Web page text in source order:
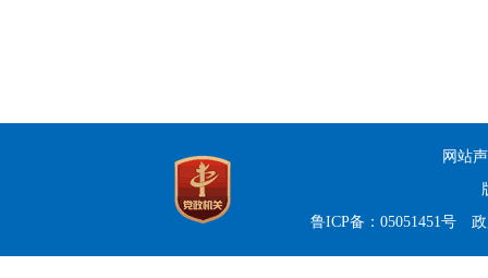
网站
鲁ICP备：05051451号